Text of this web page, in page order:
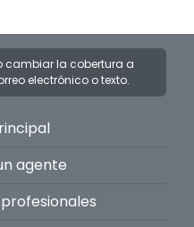
cambiar la cobertura a
electrónico o texto.
agente